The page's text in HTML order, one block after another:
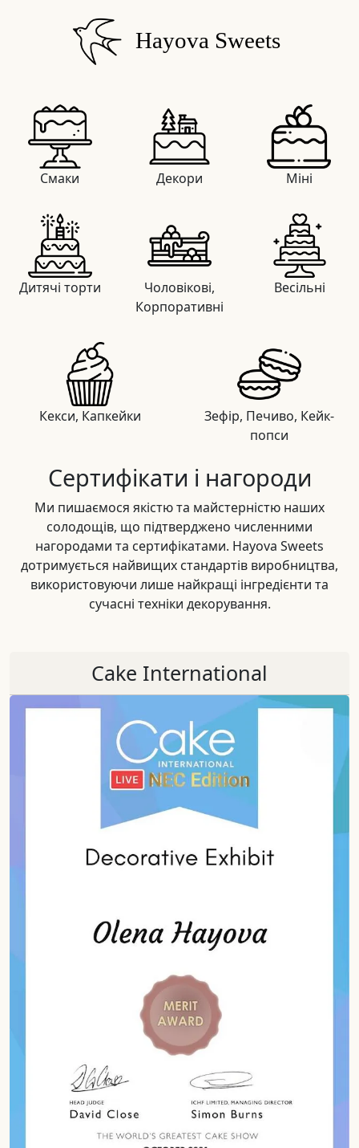
Hayova Sweets
Смаки Декори Міні
Дитячі торти
Чоловікові,
Корпоративні
Весільні
Кекси, Капкейки
Зефір, Печиво, Кейк-
попси
Сертифікати і нагороди
Ми пишаємося якістю та майстерністю наших
солодощів, що підтверджено численними
нагородами та сертифікатами. Hayova Sweets
дотримується найвищих стандартів виробництва,
використовуючи лише найкращі інгредієнти та
сучасні техніки декорування.
Cake International